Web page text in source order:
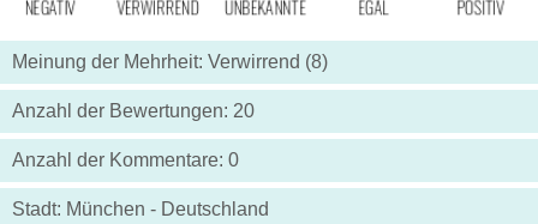
Meinung der Mehrheit: Verwirrend (8)
Anzahl der Bewertungen: 20
Anzahl der Kommentare: 0
Stadt: München - Deutschland